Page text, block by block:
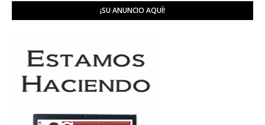
¡SU ANUNCIO AQUÍ!